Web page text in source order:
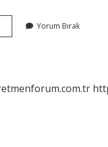
Yorum Bırak